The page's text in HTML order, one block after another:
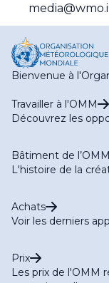
Bienvenue à
Travailler à l'OMM
Découvrez les
Bâtiment de l’OMM
L'histoire de la
Achats
Voir les derniers
Prix
Les prix de l'OMM